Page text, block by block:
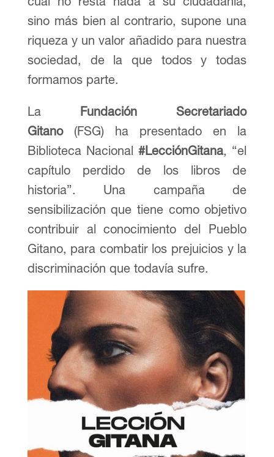
sino más bien al contrario, supone una
riqueza y un valor añadido para nuestra
sociedad, de la que todos y todas
formamos parte.
LaFundación Secretariado
Gitano(FSG) ha presentado en la
Biblioteca Nacional#LecciónGitana, “el
capítulo perdido de los libros de
historia”. Una campaña de
sensibilización que tiene como objetivo
contribuir al conocimiento del Pueblo
Gitano, para combatir los prejuicios y la
discriminación que todavía sufre.